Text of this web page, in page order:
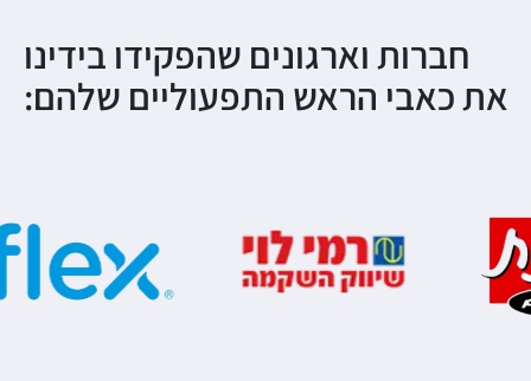
חברות וארגונים שהפקידו בידינו
את כאבי הראש התפעוליים שלהם: